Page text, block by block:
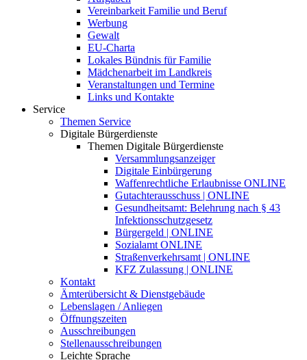
Vereinbarkeit Familie und Beruf
Werbung
Gewalt
EU-Charta
Lokales Bündnis für Familie
Mädchenarbeit im Landkreis
Veranstaltungen und Termine
Links und Kontakte
Service
Themen Service
Digitale Bürgerdienste
Themen Digitale Bürgerdienste
Versammlungsanzeiger
Digitale Einbürgerung
Waffenrechtliche Erlaubnisse ONLINE
Gutachterausschuss | ONLINE
Gesundheitsamt: Belehrung nach § 43
Infektionsschutzgesetz
Bürgergeld | ONLINE
Sozialamt ONLINE
Straßenverkehrsamt | ONLINE
KFZ Zulassung | ONLINE
Kontakt
Ämterübersicht & Dienstgebäude
Lebenslagen / Anliegen
Öffnungszeiten
Ausschreibungen
Stellenausschreibungen
Leichte Sprache